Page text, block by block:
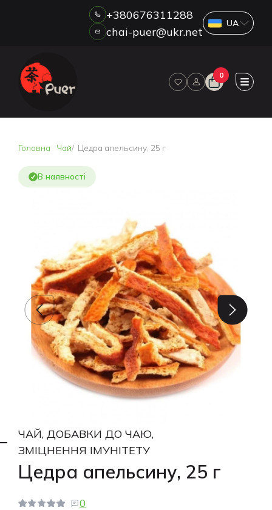
ДРОП
ОПЛАТА ТА ДОСТАВКА
ВІДГУКИ
КОНТАКТИ
+380676311288
chai-puer@ukr.net
0
Головна Чай Цедра апельсину, 25 г
В наявності
ЧАЙ, ДОБАВКИ ДО ЧАЮ,
ЗМІЦНЕННЯ ІМУНІТЕТУ
Цедра апельсину, 25 г
0